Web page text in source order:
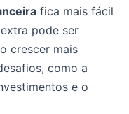
fica mais fácil
pode ser
crescer mais
como a
e o